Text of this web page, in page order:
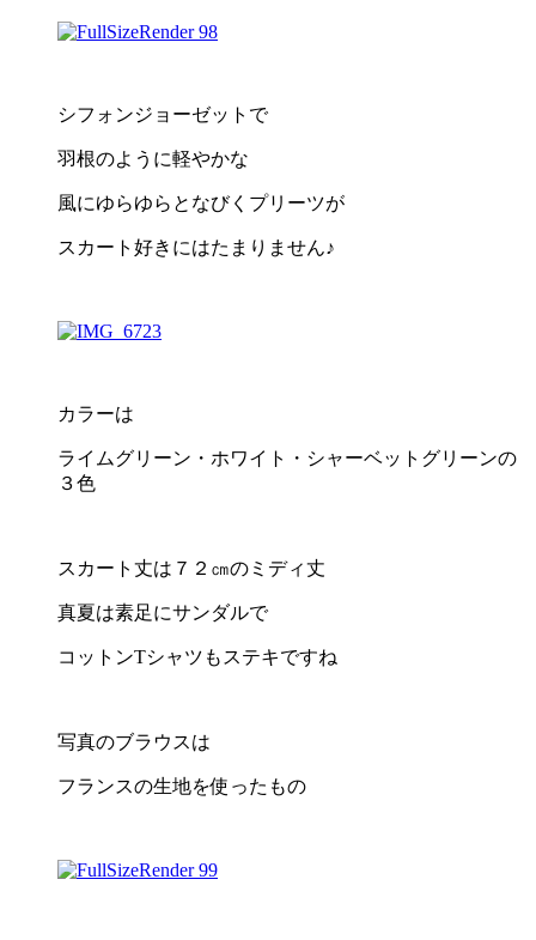
シフォンジョーゼットで
羽根のように軽やかな
風にゆらゆらとなびくプリーツが
スカート好きにはたまりません♪
カラーは
ライムグリーン・ホワイト・シャーベットグリーンの
３色
スカート丈は７２㎝のミディ丈
真夏は素足にサンダルで
コットンTシャツもステキですね
写真のブラウスは
フランスの生地を使ったもの